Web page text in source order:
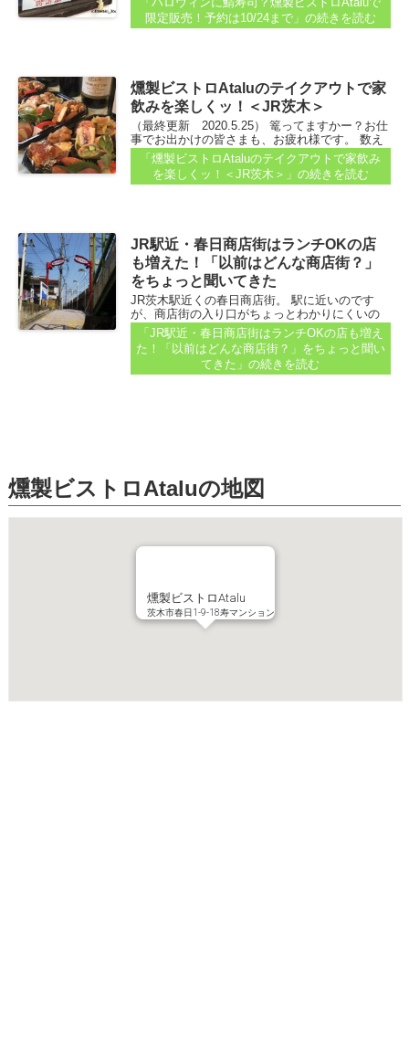
した。 それが、ココ。春日商店街の燻製ビスト
ロAtaluさんのコト...
限定販売！予約は10/24まで」 の続きを読む
燻製ビストロAtaluのテイクアウトで家
飲みを楽しくッ！＜JR茨木＞
（最終更新 2020.5.25） 篭ってますかー？お仕
事でお出かけの皆さまも、お疲れ様です。 数え
てみたら、5月6日まであと28日。なんだ、それ
ぐらいならイケそうやん…と思ってしまった...
「燻製ビストロAtaluのテイクアウトで家飲み
を楽しくッ！＜JR茨木＞」 の続きを読む
JR駅近・春日商店街はランチOKの店
も増えた！「以前はどんな商店街？」
をちょっと聞いてきた
JR茨木駅近くの春日商店街。 駅に近いのです
が、商店街の入り口がちょっとわかりにくいの
が特徴で、初めての方にはきょろきょろと探す
楽しさもある商店街です。 最近は、土日にガイ
ドブックやスマホを片手に訪れる人を見かける
ことが多くなりました...
「JR駅近・春日商店街はランチOKの店も増え
た！「以前はどんな商店街？」をちょっと聞い
てきた」の続きを読む
燻製ビストロAtaluの地図
燻製ビストロAtalu
茨木市春日1-9-18寿マンション